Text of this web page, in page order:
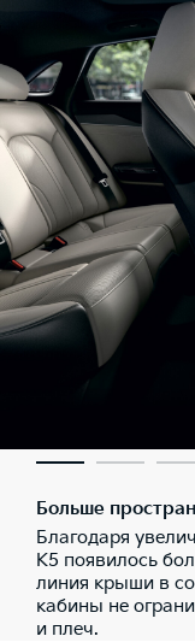
Больше
Благодаря
K5 появилось
линия крыши в
кабины не
и плеч.